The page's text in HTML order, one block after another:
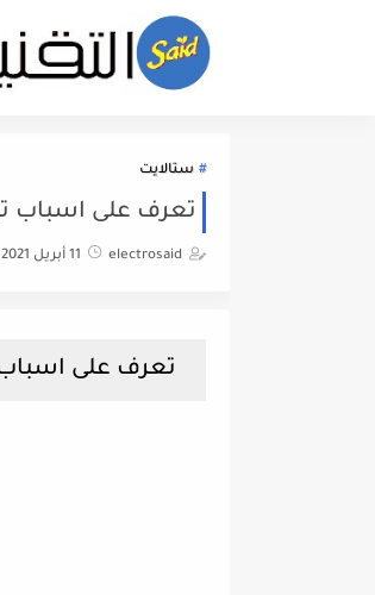
ستالايت
تعرف على اسباب
electrosaid 11 أبريل 2021
تعرف على